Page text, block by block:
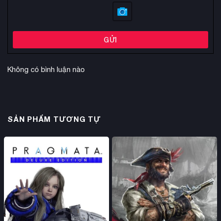
an toàn và tiết kiệm nhất hiện nay
Sẵn sàng chơi– Tài khoản Steam có sẵn game, chỉ cần
đăng nhập và chơi ngay
KAMIKEY
Ấn “Mua ngay”
trên sản phẩm Waterpark Simulator
Nhập thông tin cá nhân cần thiết
Ấn “Đặt hàng” và tiến hành thanh toán
Nhận tài khoản
Steam (username và password) kèm
hướng dẫn chi tiết
GỬI
Không có bình luận nào
SẢN PHẨM TƯƠNG TỰ